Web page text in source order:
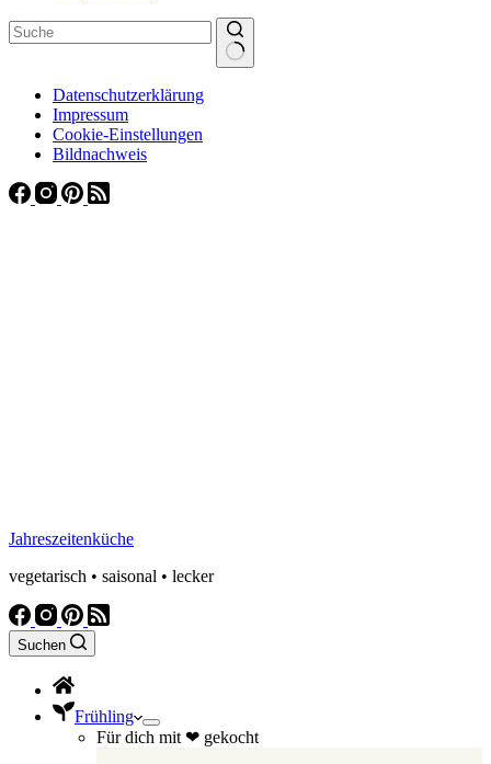
Datenschutzerklärung
Impressum
Cookie-Einstellungen
Bildnachweis
Jahreszeitenküche
vegetarisch • saisonal • lecker
Suchen
Frühling
Für dich mit ❤ gekocht